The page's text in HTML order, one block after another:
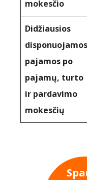
mokesčio
Didžiausios
disponuojamos
pajamos po
pajamų, turto
ir pardavimo
mokesčių